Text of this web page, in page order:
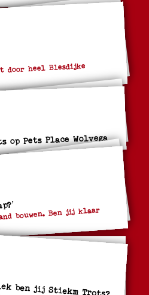
door heel Blesdijke
op Pets Place Wolvega
bouwen. Ben jij klaar
ben jij Stiekm Trots?